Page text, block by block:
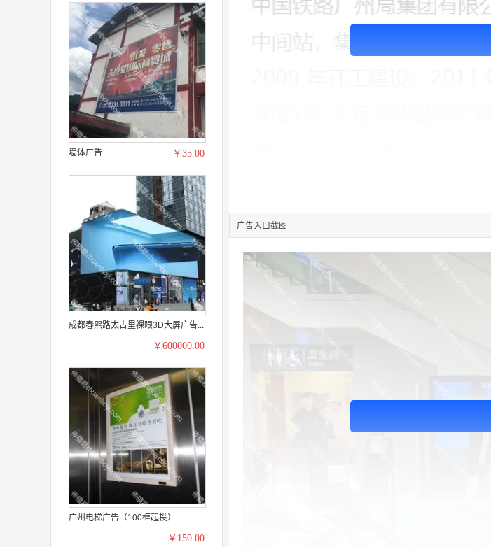
墙体广告 ￥35.00
成都春熙路太古里裸眼3D大屏广告...
￥600000.00
广州电梯广告（100框起投）
￥150.00
广告入口截图